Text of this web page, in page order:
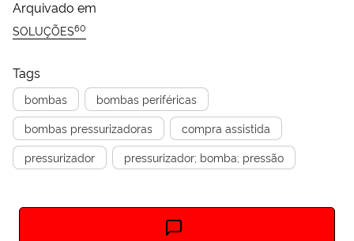
Arquivado em
SOLUÇÕES60
Tags
bombas
bombas periféricas
bombas pressurizadoras
compra assistida
pressurizador
pressurizador; bomba; pressão